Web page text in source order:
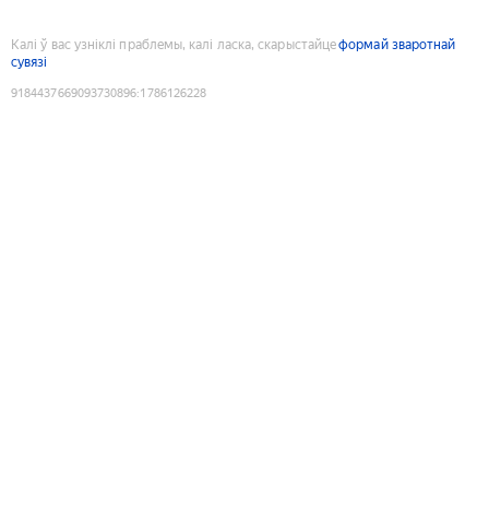
Калі ў вас узніклі праблемы, калі ласка, скарыстайцеформай зваротнай
сувязі
9184437669093730896:1786126228